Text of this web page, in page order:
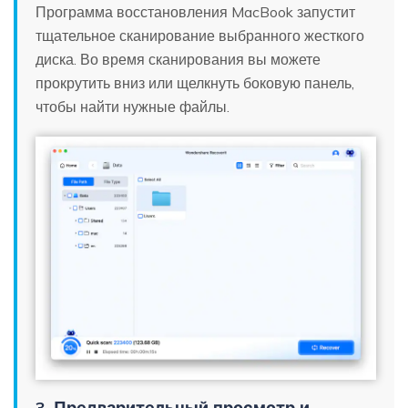
Программа восстановления MacBook запустит
тщательное сканирование выбранного жесткого
диска. Во время сканирования вы можете
прокрутить вниз или щелкнуть боковую панель,
чтобы найти нужные файлы.